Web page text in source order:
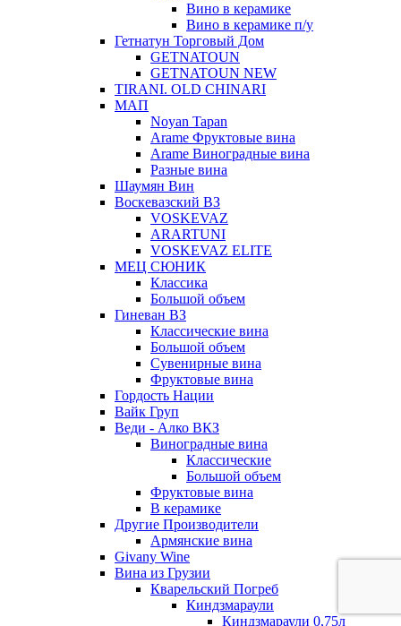
Вино в керамике
Вино в керамике п/у
Гетнатун Торговый Дом
GETNATOUN
GETNATOUN NEW
TIRANI. OLD CHINARI
МАП
Noyan Tapan
Arame Фруктовые вина
Arame Виноградные вина
Разные вина
Шаумян Вин
Воскевазский ВЗ
VOSKEVAZ
ARARTUNI
VOSKEVAZ ELITE
МЕЦ СЮНИК
Классика
Большой объем
Гиневан ВЗ
Классические вина
Большой объем
Сувенирные вина
Фруктовые вина
Гордость Нации
Вайк Груп
Веди - Алко ВКЗ
Виноградные вина
Классические
Большой объем
Фруктовые вина
В керамике
Другие Производители
Армянские вина
Givany Wine
Вина из Грузии
Кварельский Погреб
Киндзмараули
Киндзмараули 0,75л